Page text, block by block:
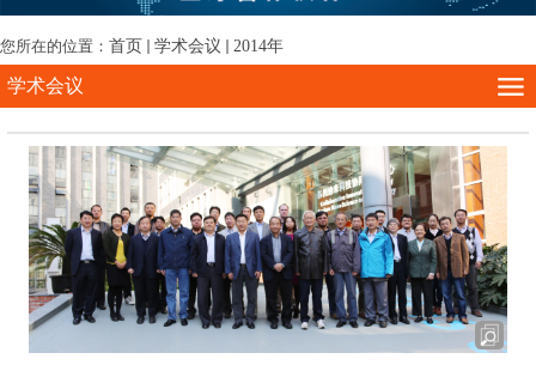
您所在的位置： 首页 学术会议 2014年
学术会议